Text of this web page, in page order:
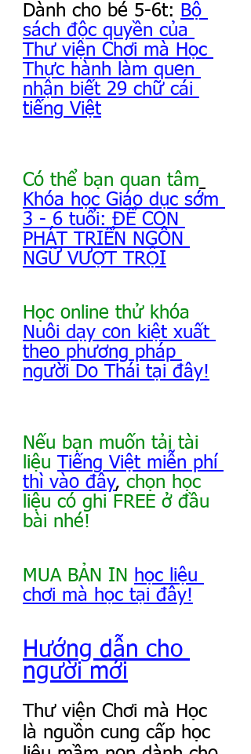
Dành cho bé 5-6t: Bộ
sách độc quyền của
Thư viện Chơi mà Học
Thực hành làm quen
nhận biết 29 chữ cái
tiếng Việt
Có thể bạn quan tâm
Khóa học Giáo dục sớm
3 - 6 tuổi: ĐỂ CON
PHÁT TRIỂN NGÔN
NGỮ VƯỢT TRỘI
Học online thử khóa
Nuôi dạy con kiệt xuất
theo phương pháp
người Do Thái tại đây!
Nếu bạn muốn tải tài
liệu Tiếng Việt miễn phí
thì vào đây, chọn học
liệu có ghi FREE ở đầu
bài nhé!
MUA BẢN IN
học liệu
chơi mà học tại đây!
Hướng dẫn cho
người mới
Thư viện Chơi mà Học
là nguồn cung cấp học